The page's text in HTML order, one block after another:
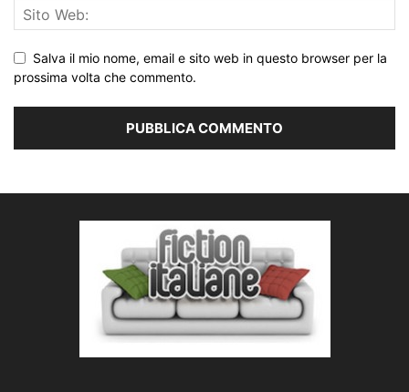
Salva il mio nome, email e sito web in questo browser per la
prossima volta che commento.